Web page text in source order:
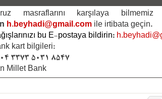
masraflarını karşılaya
h.beyhadi@gmail.com ile irtibata geçin.
bu E-postaya bildirin:
kart bilgileri:
3373 5031 8547
Millet Bank